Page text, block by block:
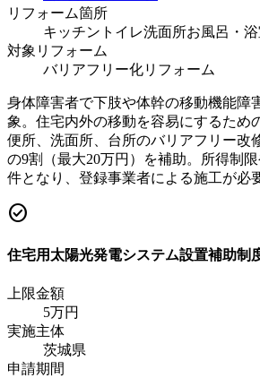
リフォーム箇所
キッチン トイレ洗面所お風呂・
対象リフォーム
バリアフリー化リフォーム
身体障害者で下肢や体幹の移動機能障
象。住宅内外の移動を容易にするため
便所、洗面所、台所のバリアフリー改
の9割（最大20万円）を補助。所得制
件となり、登録事業者による施工が必
check_circle
住宅用太陽光発電システム設置補助制
上限金額
5万円
実施主体
茨城県
申請期間